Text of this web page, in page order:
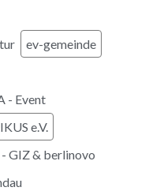
ev-gemeinde
- Event
e.V.
GIZ & berlinovo